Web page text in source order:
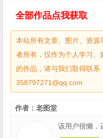
全部作品点我获取
本站所有文章、图片、资
者所有，仅作为个人学习、
的作品，请与我们取得联
358797271@qq.com
作者：老图堂
该用户很懒，